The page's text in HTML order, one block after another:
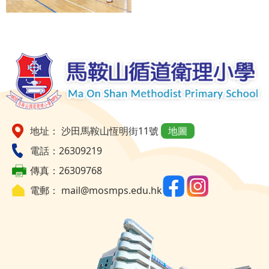
地址： 沙田馬鞍山恆明街11號
地圖
電話：26309219
傳真：26309768
電郵： mail@mosmps.edu.hk